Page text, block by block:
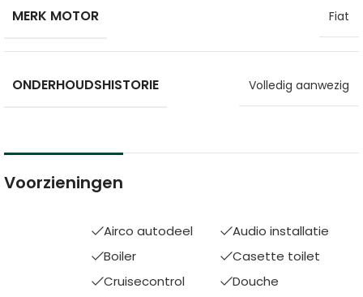
MERK MOTOR Fiat
ONDERHOUDSHISTORIE Volledig aanwezig
Voorzieningen
Airco autodeel
Audio installatie
Boiler
Casette toilet
Cruisecontrol
Douche